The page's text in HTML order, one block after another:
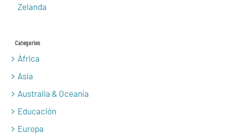
Zelanda
Categories
África
Asia
Australia & Oceanía
Educación
Europa